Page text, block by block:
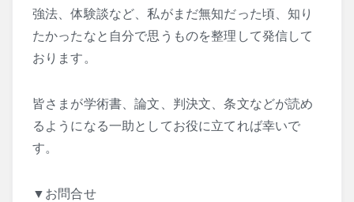
強法、体験談など、私がまだ無知だった頃、知り
たかったなと自分で思うものを整理して発信して
おります。
皆さまが学術書、論文、判決文、条文などが読め
るようになる一助としてお役に立てれば幸いで
す。
▼お問合せ